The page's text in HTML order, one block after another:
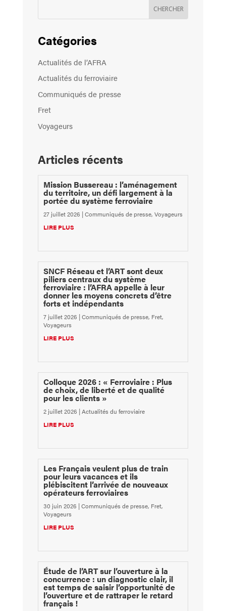
Catégories
Actualités de l’AFRA
Actualités du ferroviaire
Communiqués de presse
Fret
Voyageurs
Articles récents
Mission Bussereau : l’aménagement
du territoire, un défi largement à la
portée du système ferroviaire
27 juillet 2026 |Communiqués de presse, Voyageurs
LIRE PLUS
SNCF Réseau et l’ART sont deux
piliers centraux du système
ferroviaire : l’AFRA appelle à leur
donner les moyens concrets d’être
forts et indépendants
7 juillet 2026 |Communiqués de presse, Fret,
Voyageurs
LIRE PLUS
Colloque 2026 : « Ferroviaire : Plus
de choix, de liberté et de qualité
pour les clients »
2 juillet 2026 |Actualités du ferroviaire
LIRE PLUS
Les Français veulent plus de train
pour leurs vacances et ils
plébiscitent l’arrivée de nouveaux
opérateurs ferroviaires
30 juin 2026 |Communiqués de presse, Fret,
Voyageurs
LIRE PLUS
Étude de l’ART sur l’ouverture à la
concurrence : un diagnostic clair, il
est temps de saisir l’opportunité de
l’ouverture et de rattraper le retard
français !